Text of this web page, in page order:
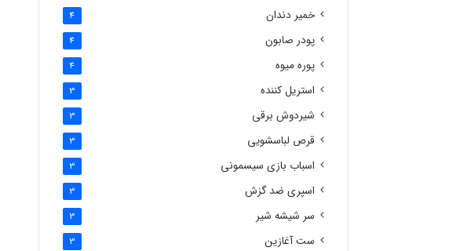
خمیر دندان 4
پودر صابون 4
پوره میوه 4
استریل کننده 3
شیردوش برقی 3
قرص لباسشویی 3
اسباب بازی سیسمونی 3
اسپری ضد گزش 3
سر شیشه شیر 3
ست آغازین 3